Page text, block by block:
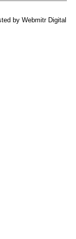
by Webmitr Digital